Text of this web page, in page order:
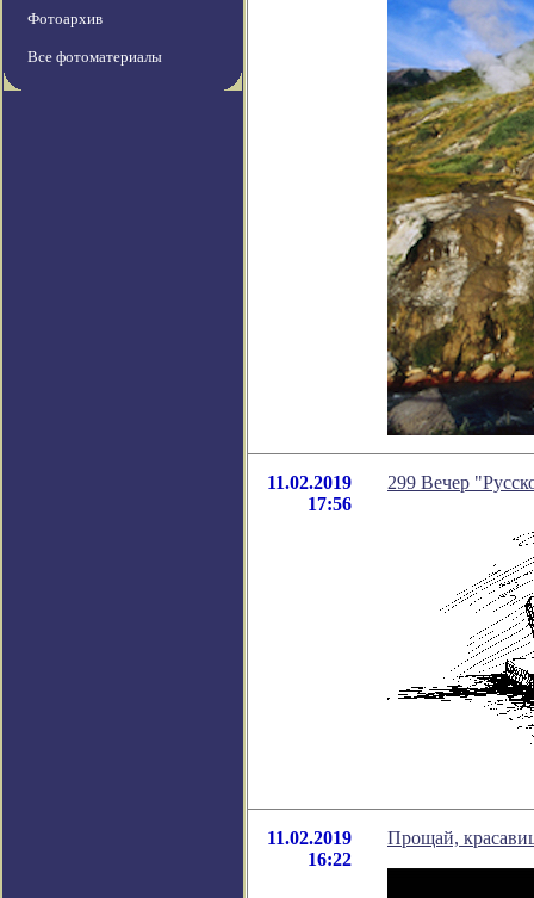
Фотоархив
Все фотоматериалы
11.02.2019
17:56
299 Вечер
11.02.2019
16:22
Прощай,